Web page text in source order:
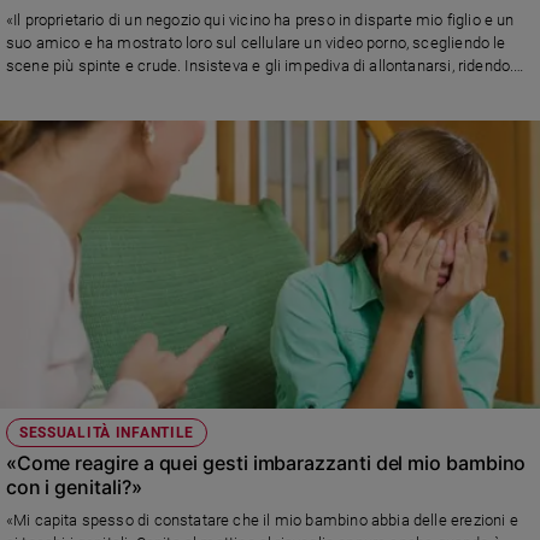
Sanremo
Libri
Musica
educazione
e
figli
Nonni
Coppia
Scuola
«Il proprietario di un negozio qui vicino ha preso in disparte mio figlio e un
suo amico e ha mostrato loro sul cellulare un video porno, scegliendo le
scene più spinte e crude. Insisteva e gli impediva di allontanarsi, ridendo.
SESSUALITÀ INFANTILE
«Come reagire a quei gesti imbarazzanti del mio bambino
con i genitali?»
«Mi capita spesso di constatare che il mio bambino abbia delle erezioni e